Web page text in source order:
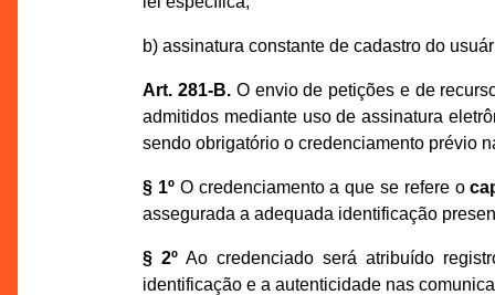
b) assinatura constante de cadastro do
Art. 281-B. O envio de petições e de
admitidos mediante uso de assinatura
sendo obrigatório o credenciamento prévio
§ 1º O credenciamento a que se refere o
assegurada a adequada identificação
§ 2º Ao credenciado será atribuído
identificação e a autenticidade nas